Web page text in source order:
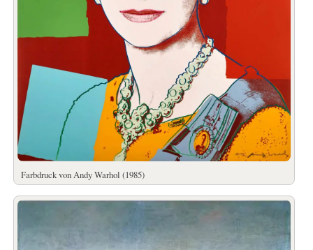
Farbdruck von Andy Warhol (1985)